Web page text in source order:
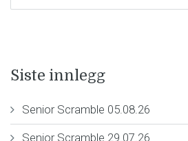
Siste innlegg
Senior Scramble 05.08.26
Senior Scramble 29.07.26